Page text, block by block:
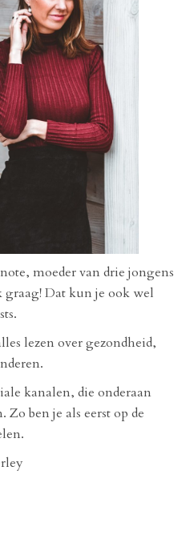
moeder van drie jongens
graag! Dat kun je ook wel
lezen over gezondheid,
kanalen, die onderaan
ben je als eerst op de